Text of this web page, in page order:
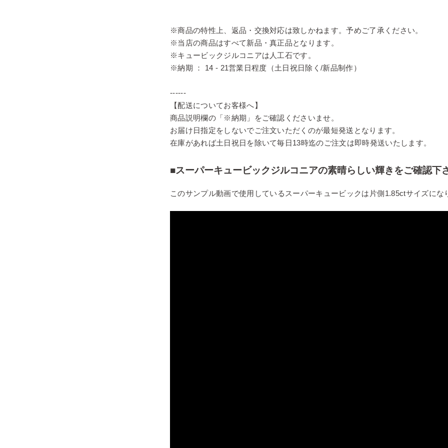
※商品の特性上、返品・交換対応は致しかねます。予めご了承ください。
※当店の商品はすべて新品・真正品となります。
※キュービックジルコニアは人工石です。
※納期 ： 14 - 21営業日程度（土日祝日除く/新品制作）
------
【配送についてお客様へ】
商品説明欄の「※納期」をご確認くださいませ。
お届け日指定をしないでご注文いただくのが最短発送となります。
在庫があれば土日祝日を除いて毎日13時迄のご注文は即時発送いたします。
■スーパーキュービックジルコニアの素晴らしい輝きをご確認下
このサンプル動画で使用しているスーパーキュービックは片側1.85ctサイズにな